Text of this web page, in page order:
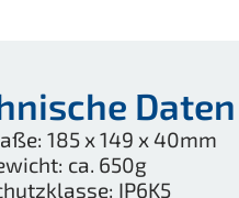
Daten
185 x 149 x 40mm
ca. 650g
IP6K5